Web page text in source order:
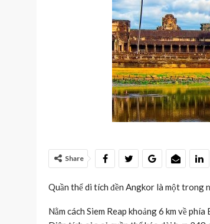
Share
Quần thể di tích đền Angkor là một trong
Nằm cách Siem Reap khoảng 6 km về